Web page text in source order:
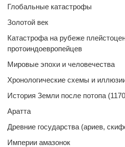
Глобальные катастрофы
Золотой век
Катастрофа на рубеже
протоиндоевропейцев
Мировые эпохи и человечества
Хронологические схемы и
История Земли после потопа
Аратта
Древние государства (ариев,
Империи амазонок